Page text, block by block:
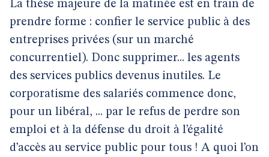
La thèse majeure de la matinée est en train de
prendre forme : confier le service public à des
entreprises privées (sur un marché
concurrentiel). Donc supprimer... les agents
des services publics devenus inutiles. Le
corporatisme des salariés commence donc,
pour un libéral, ... par le refus de perdre son
emploi et à la défense du droit à l’égalité
d’accès au service public pour tous ! A quoi l’on